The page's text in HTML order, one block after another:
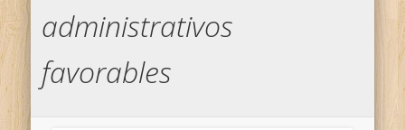
administrativos
favorables